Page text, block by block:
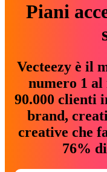
Piani
Vecteezy è il
numero 1 al
90.000 clienti
brand,
creative che
76%